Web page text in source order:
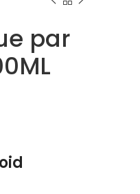
par